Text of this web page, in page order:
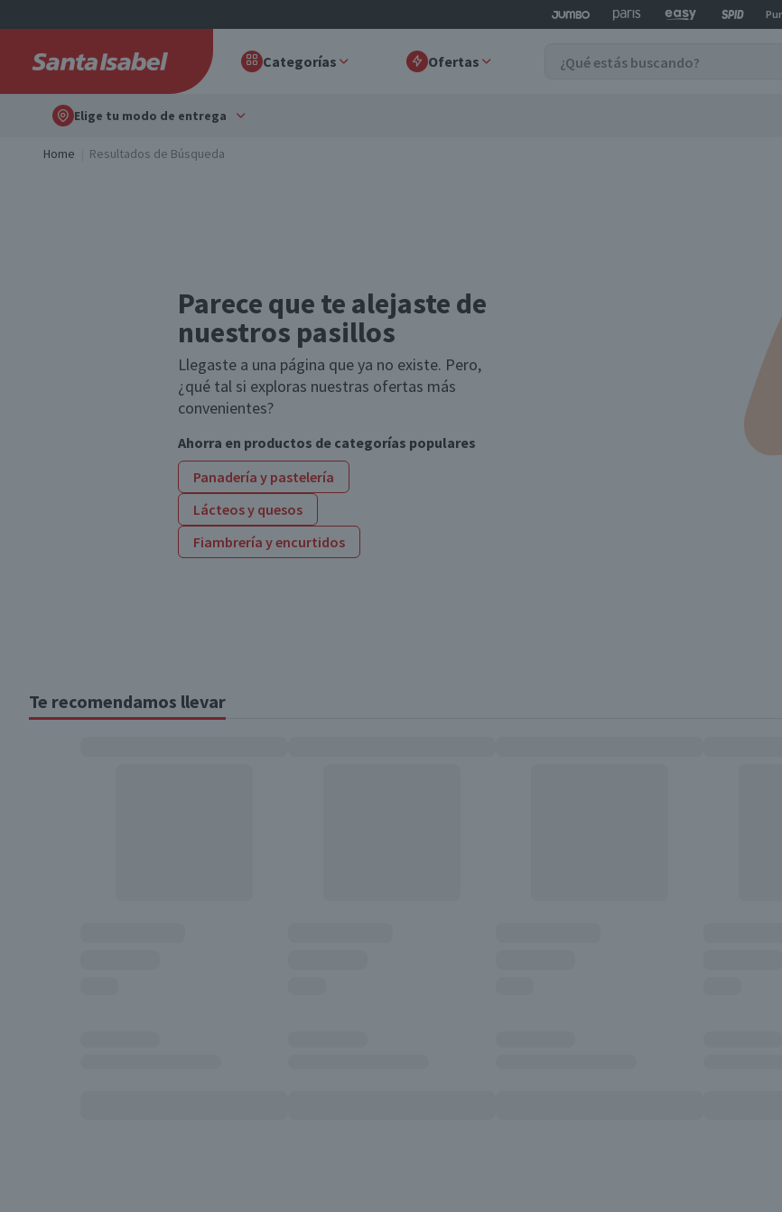
Categorías Ofertas
Elige tu modo de entrega
Home Resultados de Búsqueda
Parece que te alejaste de
nuestros pasillos
Llegaste a una página que ya no existe. Pero,
¿qué tal si exploras nuestras ofertas más
convenientes?
Ahorra en productos de categorías populares
Panadería y pastelería
Lácteos y quesos
Fiambrería y encurtidos
Te recomendamos llevar